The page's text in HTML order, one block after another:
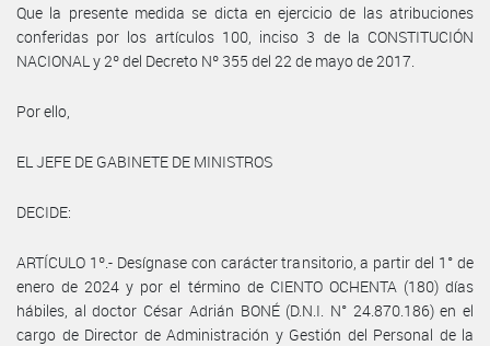
Que la presente medida se dicta en ejercicio de las atribuciones
conferidas por los artículos 100, inciso 3 de la CONSTITUCIÓN
NACIONAL y 2º del Decreto Nº 355 del 22 de mayo de 2017.
Por ello,
EL JEFE DE GABINETE DE MINISTROS
DECIDE:
ARTÍCULO 1º.- Desígnase con carácter transitorio, a partir del 1° de
enero de 2024 y por el término de CIENTO OCHENTA (180) días
hábiles, al doctor César Adrián BONÉ (D.N.I. N° 24.870.186) en el
cargo de Director de Administración y Gestión del Personal de la